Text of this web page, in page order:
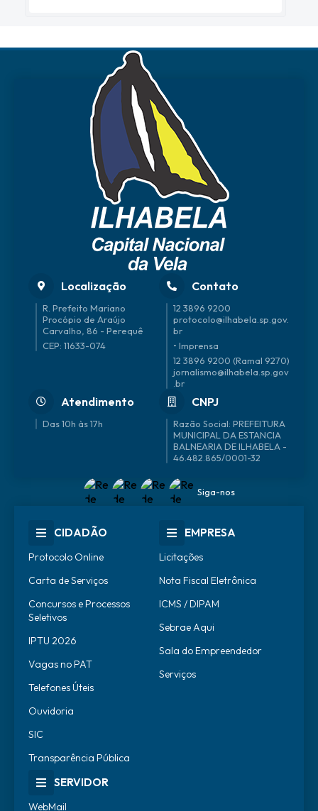
Localização
R. Prefeito Mariano
Procópio de Araújo
Carvalho, 86 - Perequê
CEP: 11633-074
Contato
12 3896 9200
protocolo@ilhabela.sp.gov.
br
• Imprensa
12 3896 9200 (Ramal 9270)
jornalismo@ilhabela.sp.gov
.br
Atendimento
Das 10h às 17h
CNPJ
46.482.865/0001-32
Siga-nos
CIDADÃO
Protocolo Online
Carta de Serviços
Concursos e Processos
Seletivos
IPTU 2026
Vagas no PAT
Telefones Úteis
Ouvidoria
SIC
Transparência Pública
EMPRESA
Licitações
Nota Fiscal Eletrônica
ICMS / DIPAM
Sebrae Aqui
Sala do Empreendedor
Serviços
SERVIDOR
WebMail